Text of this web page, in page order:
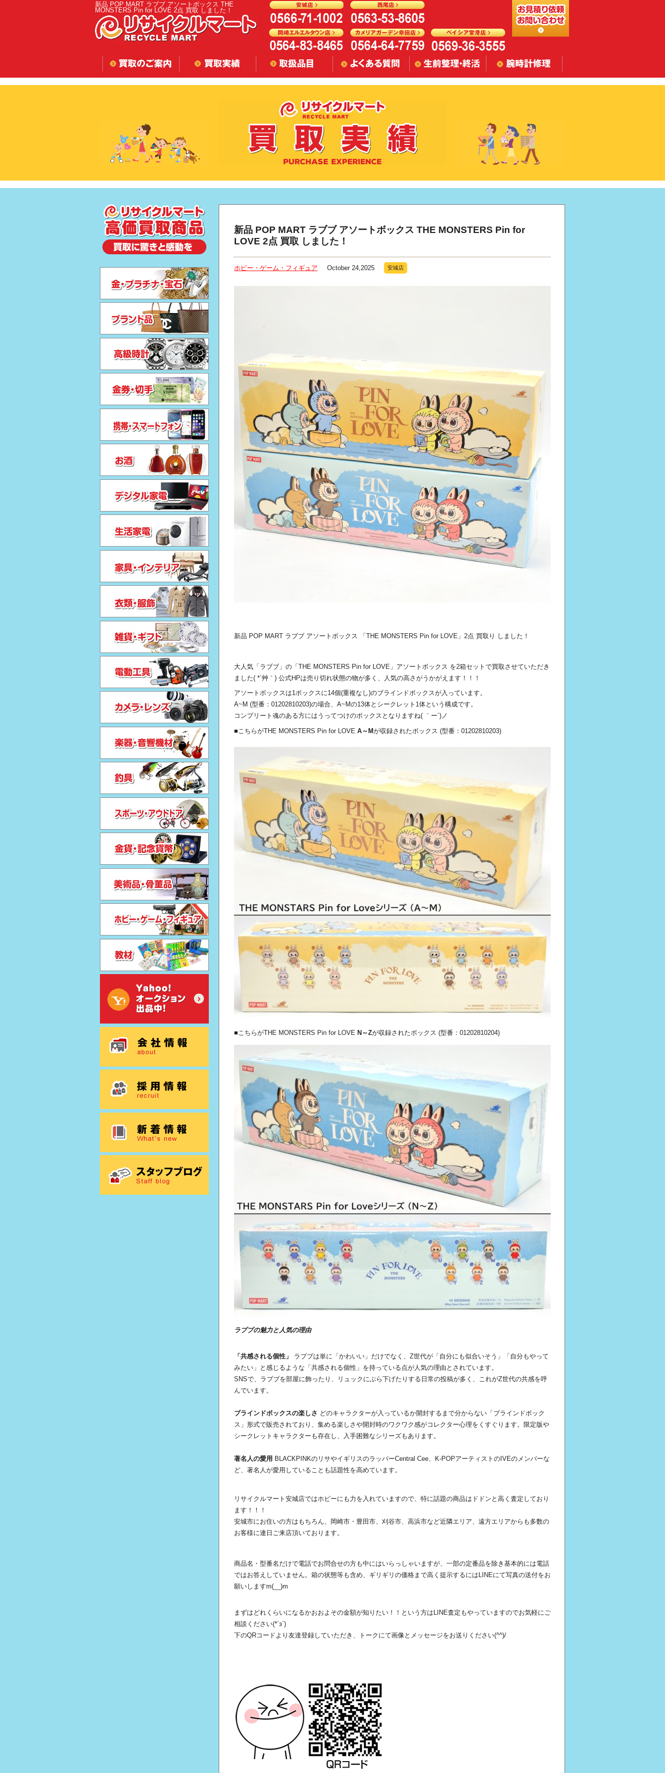
新品 POP MART ラブブ アソートボックス THE
MONSTERS Pin for LOVE 2点 買取 しました！
新品 POP MART ラブブ アソートボックス THE MONSTERS Pin for
LOVE 2点 買取 しました！
ホビー・ゲーム・フィギュア October 24,2025 安城店
新品 POP MART ラブブ アソートボックス 「THE MONSTERS Pin for LOVE」2点 買取り しました！
大人気「ラブブ」の「THE MONSTERS Pin for LOVE」アソートボックス を2箱セットで買取させていただき
ました( *´艸｀) 公式HPは売り切れ状態の物が多く、人気の高さがうかがえます！！！
アソートボックスは1ボックスに14個(重複なし)のブラインドボックスが入っています。
A~M (型番：01202810203)の場合、A~Mの13体とシークレット1体という構成です。
コンプリート魂のある方にはうってつけのボックスとなりますね( ｀ー´)ノ
■こちらがTHE MONSTERS Pin for LOVE A～Mが収録されたボックス (型番：01202810203)
■こちらがTHE MONSTERS Pin for LOVE N～Zが収録されたボックス (型番：01202810204)
ラブブの魅力と人気の理由
「共感される個性」
ラブブは単に「かわいい」だけでなく、Z世代が「自分にも似合いそう」「自分もやって
みたい」と感じるような「共感される個性」を持っている点が人気の理由とされています。
SNSで、ラブブを部屋に飾ったり、リュックにぶら下げたりする日常の投稿が多く、これがZ世代の共感を呼
んでいます。
ブラインドボックスの楽しさ どのキャラクターが入っているか開封するまで分からない「ブラインドボック
ス」形式で販売されており、集める楽しさや開封時のワクワク感がコレクター心理をくすぐります。限定版や
シークレットキャラクターも存在し、入手困難なシリーズもあります。
著名人の愛用 BLACKPINKのリサやイギリスのラッパーCentral Cee、K-POPアーティストのIVEのメンバーな
ど、著名人が愛用していることも話題性を高めています。
リサイクルマート安城店ではホビーにも力を入れていますので、特に話題の商品はドドンと高く査定しており
ます！！！
安城市にお住いの方はもちろん、岡崎市・豊田市、刈谷市、高浜市など近隣エリア、遠方エリアからも多数の
お客様に連日ご来店頂いております。
商品名・型番名だけで電話でお問合せの方も中にはいらっしゃいますが、一部の定番品を除き基本的には電話
ではお答えしていません。箱の状態等も含め、ギリギリの価格まで高く提示するにはLINEにて写真の送付をお
願いしますm(__)m
まずはどれくらいになるかおおよその金額が知りたい！！という方はLINE査定もやっていますのでお気軽にご
相談ください(*´з`)
下のQRコードより友達登録していただき、トークにて画像とメッセージをお送りください(^^)/